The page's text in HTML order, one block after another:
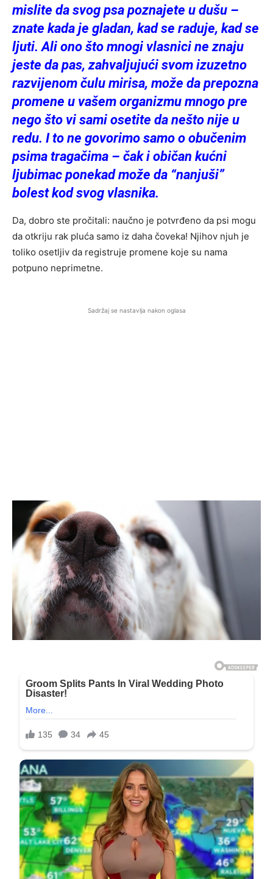
mislite da svog psa poznajete u dušu –
znate kada je gladan, kad se raduje, kad se
ljuti. Ali ono što mnogi vlasnici ne znaju
jeste da pas, zahvaljujući svom izuzetno
razvijenom čulu mirisa, može da prepozna
promene u vašem organizmu mnogo pre
nego što vi sami osetite da nešto nije u
redu. I to ne govorimo samo o obučenim
psima tragačima – čak i običan kućni
ljubimac ponekad može da “nanjuši”
bolest kod svog vlasnika.
Da, dobro ste pročitali: naučno je potvrđeno da psi mogu
da otkriju rak pluća samo iz daha čoveka! Njihov njuh je
toliko osetljiv da registruje promene koje su nama
potpuno neprimetne.
Sadržaj se nastavlja nakon oglasa